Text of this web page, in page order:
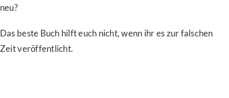
neu?
Das beste Buch hilft euch nicht, wenn ihr es zur falschen
Zeit veröffentlicht.